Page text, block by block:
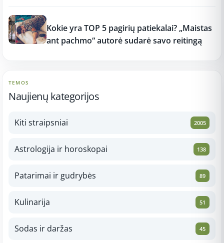
Kokie yra TOP 5 pagirių patiekalai? „Maistas
ant pachmo“ autorė sudarė savo reitingą
TEMOS
Naujienų kategorijos
Kiti straipsniai 2005
Astrologija ir horoskopai 138
Patarimai ir gudrybės 89
Kulinarija 51
Sodas ir daržas 45